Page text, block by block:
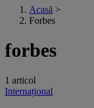
Acasă >
Forbes
forbes
1 articol
Internațional